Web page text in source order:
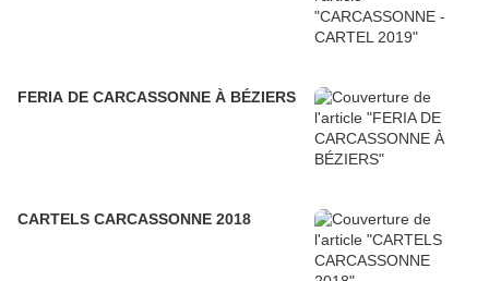
FERIA DE CARCASSONNE À BÉZIERS
CARTELS CARCASSONNE 2018